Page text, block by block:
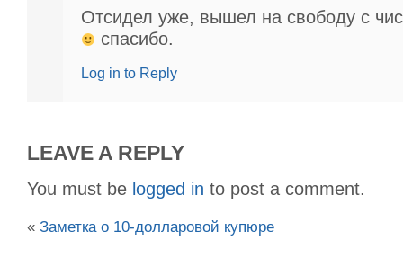
Отсидел уже, вышел на свободу с
спасибо.
Log in to Reply
LEAVE A REPLY
You must be logged in to post a comment.
« Заметка о 10-долларовой купюре